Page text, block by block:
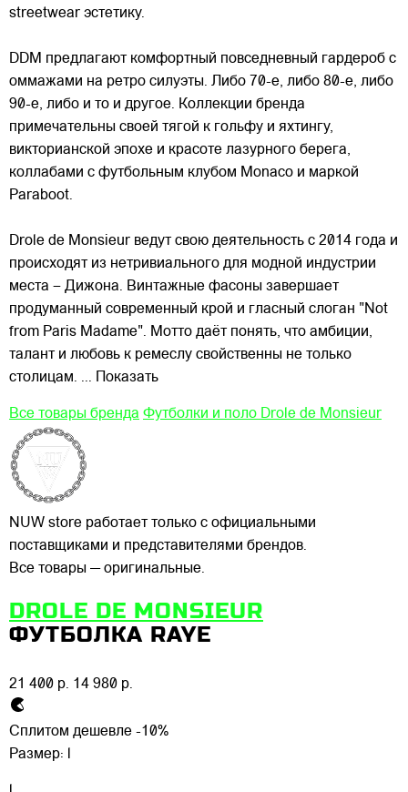
streetwear эстетику.
DDM предлагают комфортный повседневный гардероб с
оммажами на ретро силуэты. Либо 70-е, либо 80-е, либо
90-е, либо и то и другое. Коллекции бренда
примечательны своей тягой к гольфу и яхтингу,
викторианской эпохе и красоте лазурного берега,
коллабами с футбольным клубом Monaco и маркой
Paraboot.
Drole de Monsieur ведут свою деятельность с 2014 года и
происходят из нетривиального для модной индустрии
места – Дижона. Винтажные фасоны завершает
продуманный современный крой и гласный слоган "Not
from Paris Madame". Мотто даёт понять, что амбиции,
талант и любовь к ремеслу свойственны не только
столицам. ... Показать
Все товары бренда Футболки и поло Drole de Monsieur
NUW store работает только с официальными
поставщиками и представителями брендов.
Все товары — оригинальные.
DROLE DE MONSIEUR
ФУТБОЛКА RAYE
21 400 р. 14 980 р.
Сплитом дешевле -10%
Размер: